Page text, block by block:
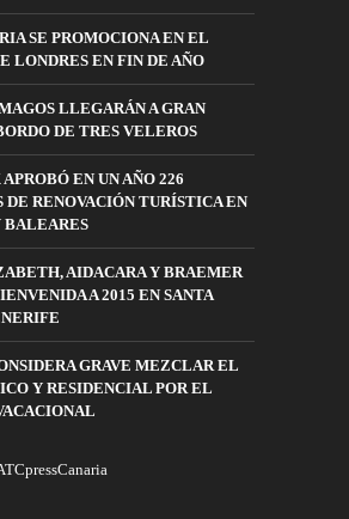
SE PROMOCIONA EN EL
LONDRES EN FIN DE AÑO
LLEGARÁN A GRAN
DE TRES VELEROS
EN UN AÑO 226
DE RENOVACIÓN TURÍSTICA EN
BALEARES
AIDACARA Y BRAEMER
A 2015 EN SANTA
GRAVE MEZCLAR EL
Y RESIDENCIAL POR EL